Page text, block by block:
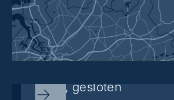
Sorry, gesloten